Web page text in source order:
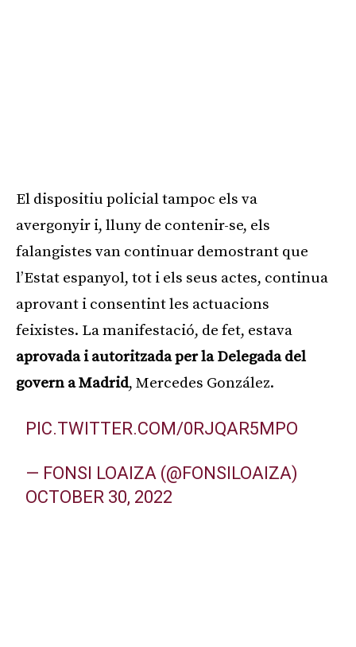
El dispositiu policial tampoc els va
avergonyir i, lluny de contenir-se, els
falangistes van continuar demostrant que
l’Estat espanyol, tot i els seus actes, continua
aprovant i consentint les actuacions
feixistes. La manifestació, de fet, estava
aprovada i autoritzada per la Delegada del
govern a Madrid, Mercedes González.
PIC.TWITTER.COM/0RJQAR5MPO
— FONSI LOAIZA (@FONSILOAIZA)
OCTOBER 30, 2022